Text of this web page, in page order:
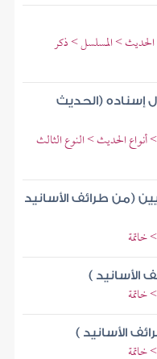
الحديث > المسلسل > ذكر
إسناده (الحديث
الحديث > النوع الثالث
(من طرائف الأسانيد
)
الأسانيد )